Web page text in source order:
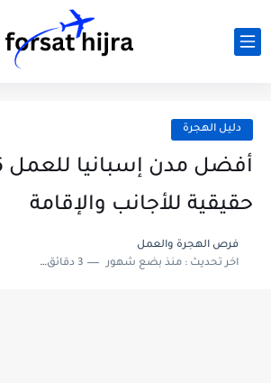
دليل الهجرة
حقيقية للأجانب والإقامة
فرص الهجرة والعمل
اخر تحديث :منذ بضع شهور 3 دقائق للقراءة